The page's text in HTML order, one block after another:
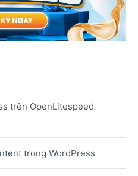
trên OpenLitespeed
trong WordPress